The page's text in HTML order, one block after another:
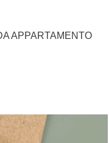
APPARTAMENTO